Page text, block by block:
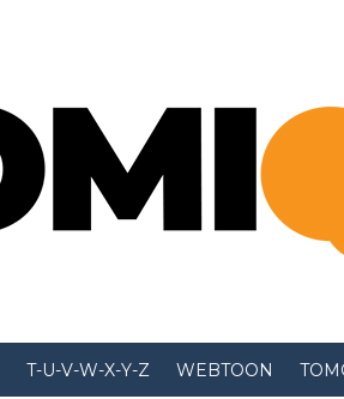
T-U-V-W-X-Y-Z WEBTOON